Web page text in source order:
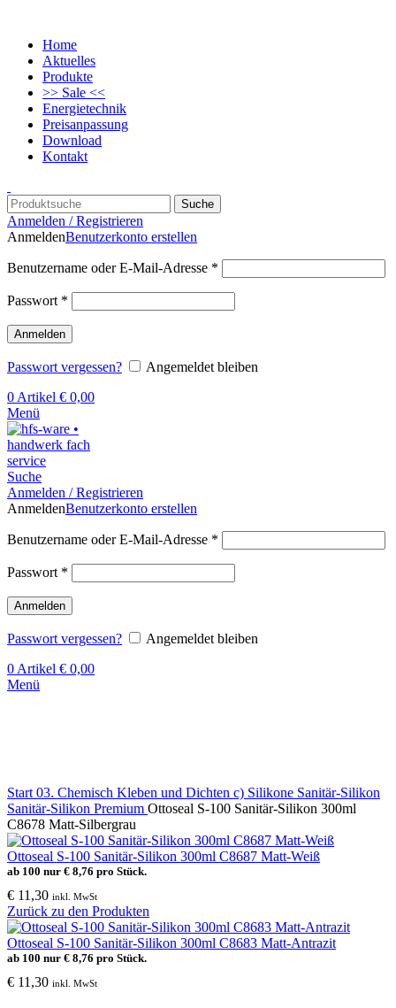
Home
Aktuelles
Produkte
>> Sale <<
Energietechnik
Preisanpassung
Download
Kontakt
Suche
Anmelden / Registrieren
AnmeldenBenutzerkonto erstellen
Benutzername oder E-Mail-Adresse *
Passwort *
Anmelden
Passwort vergessen?
Angemeldet bleiben
0 Artikel € 0,00
Menü
Suche
Anmelden / Registrieren
AnmeldenBenutzerkonto erstellen
Benutzername oder E-Mail-Adresse *
Passwort *
Anmelden
Passwort vergessen?
Angemeldet bleiben
0 Artikel € 0,00
Menü
Start 03. Chemisch Kleben und Dichten c) Silikone Sanitär-Silikon
Sanitär-Silikon Premium Ottoseal S-100 Sanitär-Silikon 300ml
C8678 Matt-Silbergrau
Ottoseal S-100 Sanitär-Silikon 300ml C8687 Matt-Weiß
ab 100 nur € 8,76 pro Stück.
€ 11,30 inkl. MwSt
Zurück zu den Produkten
Ottoseal S-100 Sanitär-Silikon 300ml C8683 Matt-Antrazit
ab 100 nur € 8,76 pro Stück.
€ 11,30 inkl. MwSt